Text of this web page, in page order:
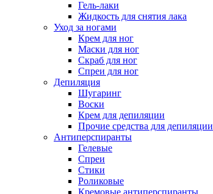
Гель-лаки
Жидкость для снятия лака
Уход за ногами
Крем для ног
Маски для ног
Скраб для ног
Спреи для ног
Депиляция
Шугаринг
Воски
Крем для депиляции
Прочие средства для депиляции
Антиперспиранты
Гелевые
Спреи
Стики
Роликовые
Кремовые антиперспиранты